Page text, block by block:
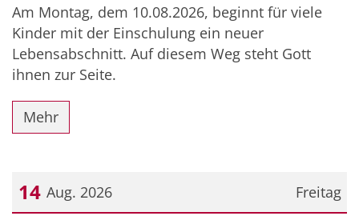
Am Montag, dem 10.08.2026, beginnt für viele
Kinder mit der Einschulung ein neuer
Lebensabschnitt. Auf diesem Weg steht Gott
ihnen zur Seite.
Mehr
Freitag
14 Aug. 2026